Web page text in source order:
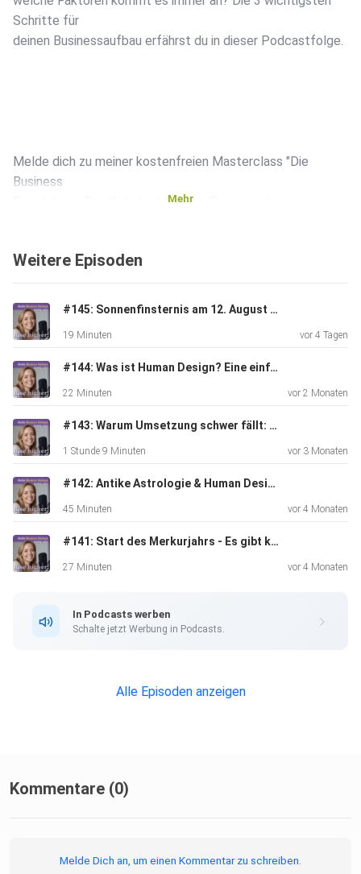
Schritte für
deinen Businessaufbau erfährst du in dieser Podcastfolge.
Melde dich zu meiner kostenfreien Masterclass "Die
Business
Revolution - Der Kickstart für dein Business der neuen
https://transformationsreise.com/masterclass/
Hier geht´s zur Warteliste der "Made for More - Business
https://transformationsreise.com/mfm-warteliste/
Namasté & Love,
Mehr
Weitere Episoden
#145: Sonnenfinsternis am 12. August - Das kosmische Event, das du nicht ignorieren solltest
19 Minuten vor 4 Tagen
#144: Was ist Human Design? Eine einfache Erklarung!
22 Minuten vor 2 Monaten
#143: Warum Umsetzung schwer fällt: Hohe Intelligenz, Human Design & der Weg aus dem Selbstzweifel - Gespräch mit Miriam Michaelsen
1 Stunde 9 Minuten vor 3 Monaten
#142: Antike Astrologie & Human Design - Gespräch mit Carina Harsch
45 Minuten vor 4 Monaten
#141: Start des Merkurjahrs - Es gibt kein zurück mehr!
27 Minuten vor 4 Monaten
In Podcasts werben
Schalte jetzt Werbung in Podcasts.
Alle Episoden anzeigen
Kommentare (0)
Melde Dich an, um einen Kommentar zu schreiben.